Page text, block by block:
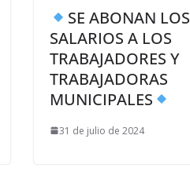
SE ABONAN LOS
SALARIOS A LOS
TRABAJADORES Y
TRABAJADORAS
MUNICIPALES
31 de julio de 2024